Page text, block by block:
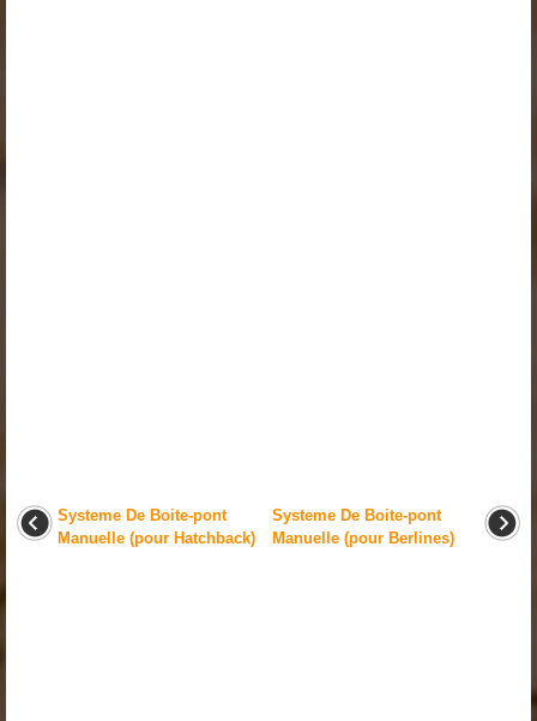
Systeme De Boite-pont
Manuelle (pour Hatchback)
Systeme De Boite-pont
Manuelle (pour Berlines)